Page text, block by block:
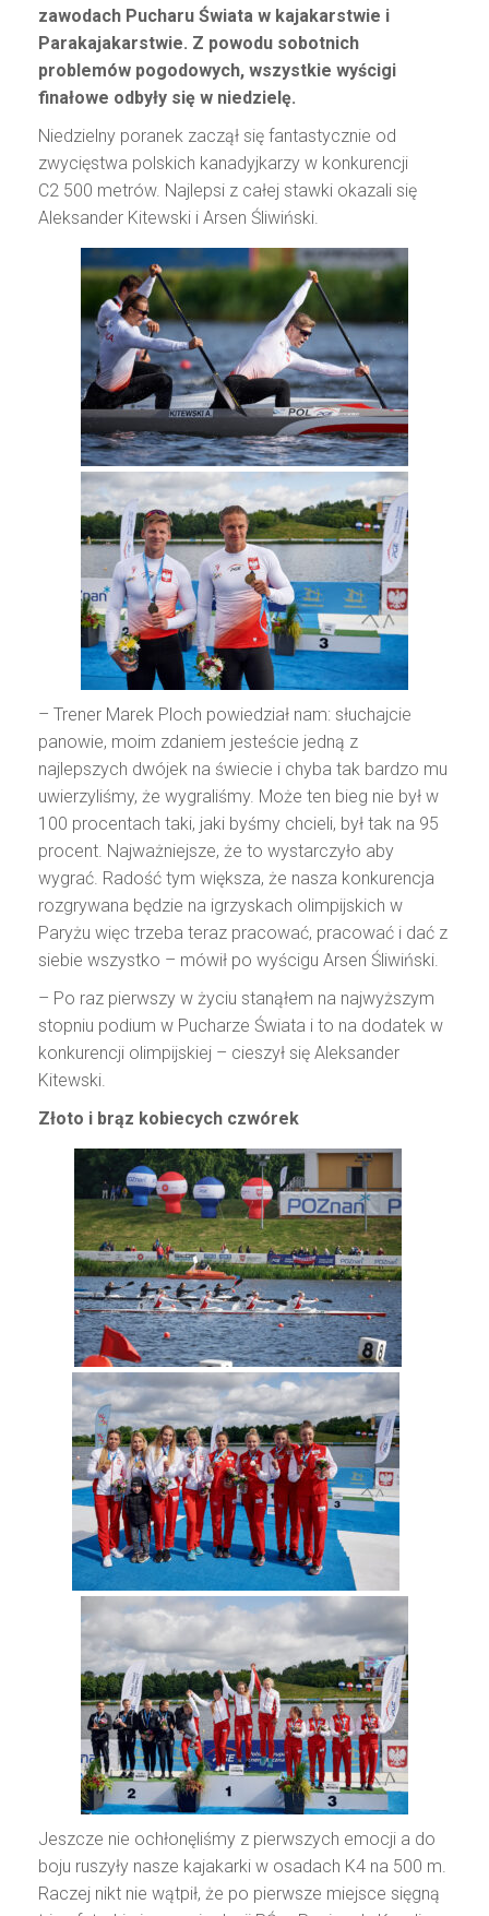
zawodach Pucharu Świata w kajakarstwie i
Parakajakarstwie. Z powodu sobotnich
problemów pogodowych, wszystkie wyścigi
finałowe odbyły się w niedzielę.
Niedzielny poranek zaczął się fantastycznie od
zwycięstwa polskich kanadyjkarzy w konkurencji
C2 500 metrów. Najlepsi z całej stawki okazali się
Aleksander Kitewski i Arsen Śliwiński.
– Trener Marek Ploch powiedział nam: słuchajcie
panowie, moim zdaniem jesteście jedną z
najlepszych dwójek na świecie i chyba tak bardzo mu
uwierzyliśmy, że wygraliśmy. Może ten bieg nie był w
100 procentach taki, jaki byśmy chcieli, był tak na 95
procent. Najważniejsze, że to wystarczyło aby
wygrać. Radość tym większa, że nasza konkurencja
rozgrywana będzie na igrzyskach olimpijskich w
Paryżu więc trzeba teraz pracować, pracować i dać z
siebie wszystko – mówił po wyścigu Arsen Śliwiński.
– Po raz pierwszy w życiu stanąłem na najwyższym
stopniu podium w Pucharze Świata i to na dodatek w
konkurencji olimpijskiej – cieszył się Aleksander
Kitewski.
Złoto i brąz kobiecych czwórek
Jeszcze nie ochłonęliśmy z pierwszych emocji a do
boju ruszyły nasze kajakarki w osadach K4 na 500 m.
Raczej nikt nie wątpił, że po pierwsze miejsce sięgną